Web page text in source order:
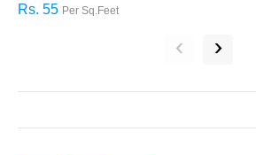
Rs. 55 Per Sq.Feet
‹ ›